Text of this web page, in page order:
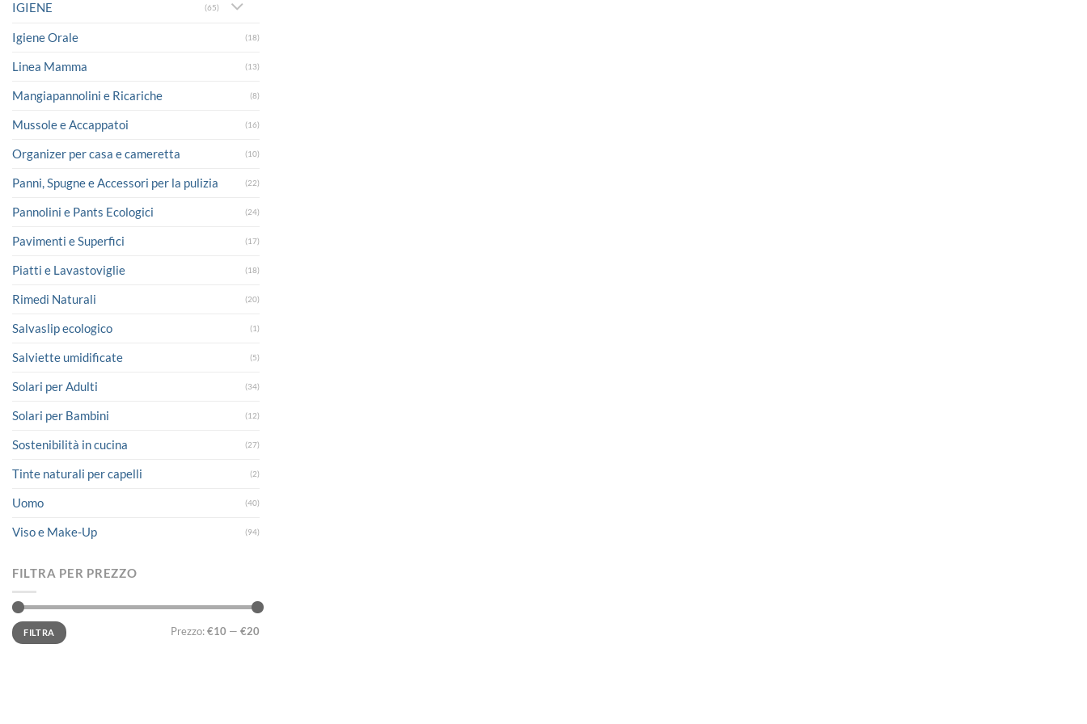
IGIENE (65)
Igiene Orale (18)
Linea Mamma (13)
Mangiapannolini e Ricariche (8)
Mussole e Accappatoi (16)
Organizer per casa e cameretta (10)
Panni, Spugne e Accessori per la pulizia (22)
Pannolini e Pants Ecologici (24)
Pavimenti e Superfici (17)
Piatti e Lavastoviglie (18)
Rimedi Naturali (20)
Salvaslip ecologico (1)
Salviette umidificate (5)
Solari per Adulti (34)
Solari per Bambini (12)
Sostenibilità in cucina (27)
Tinte naturali per capelli (2)
Uomo (40)
Viso e Make-Up (94)
FILTRA PER PREZZO
Prezzo
Min
Prezzo
MaxFILTRA Prezzo:€10 — €20